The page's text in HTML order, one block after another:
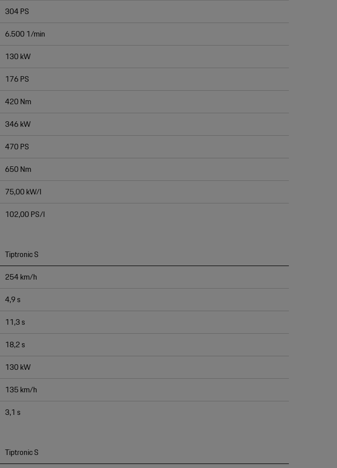
304 PS
6.500 1/min
130 kW
176 PS
420 Nm
346 kW
470 PS
650 Nm
75,00 kW/l
102,00 PS/l
Tiptronic S
254 km/h
4,9 s
11,3 s
18,2 s
130 kW
135 km/h
3,1 s
Tiptronic S